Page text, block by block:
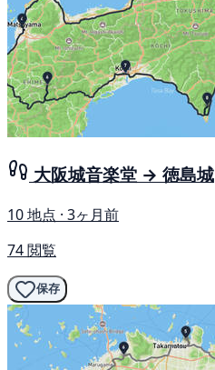
大阪城音楽堂 → 徳島城
10 地点 · 3ヶ月前
74 閲覧
保存